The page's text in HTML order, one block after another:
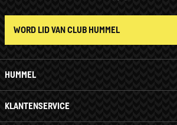
HUMMEL
KLANTENSERVICE
WORD LID VAN CLUB HUMMEL